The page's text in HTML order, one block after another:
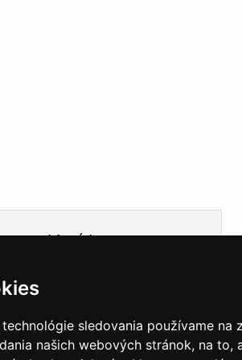
sledovania používame na
našich webových stránok, na to,
Informácie
Garancie a záruky
VEGAS Group